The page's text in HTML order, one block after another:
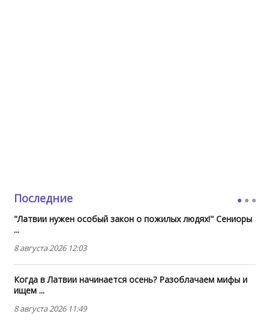
Последние
"Латвии нужен особый закон о пожилых людях!" Сениоры
...
8 августа 2026 12:03
Когда в Латвии начинается осень? Разоблачаем мифы и
ищем ...
8 августа 2026 11:49